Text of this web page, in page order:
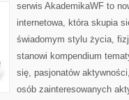
serwis AkademikaWF to
internetowa, która skupia
świadomym stylu życia,
stanowi kompendium
się, pasjonatów
osób zainteresowanych